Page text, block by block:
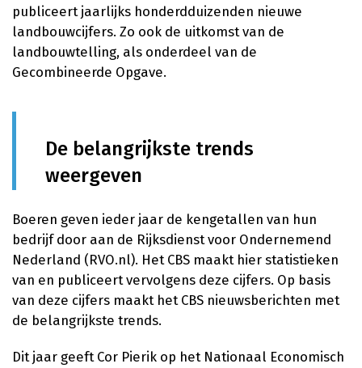
publiceert jaarlijks honderdduizenden nieuwe
landbouwcijfers. Zo ook de uitkomst van de
landbouwtelling, als onderdeel van de
Gecombineerde Opgave.
De belangrijkste trends
weergeven
Boeren geven ieder jaar de kengetallen van hun
bedrijf door aan de Rijksdienst voor Ondernemend
Nederland (RVO.nl). Het CBS maakt hier statistieken
van en publiceert vervolgens deze cijfers. Op basis
van deze cijfers maakt het CBS nieuwsberichten met
de belangrijkste trends.
Dit jaar geeft Cor Pierik op het Nationaal Economisch